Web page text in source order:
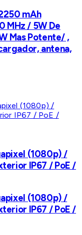
mAh
/ 5W De
Mas Potente/ ,
antena,
(1080p) /
IP67 / PoE /
(1080p) /
IP67 / PoE /